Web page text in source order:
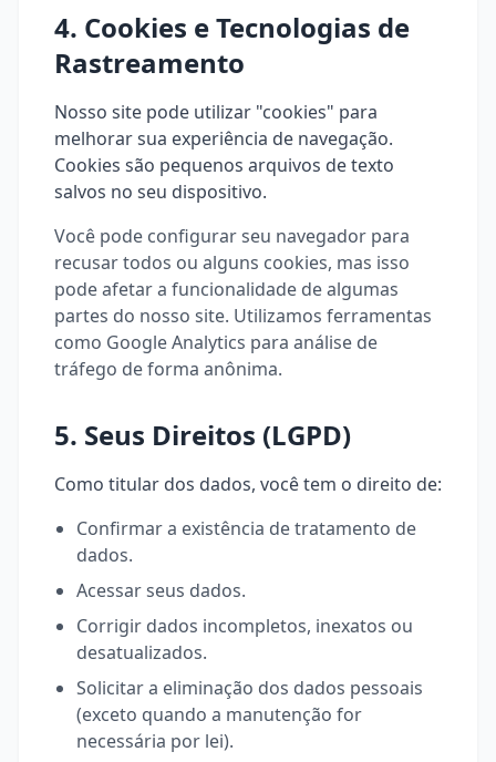
4. Cookies e Tecnologias de
Rastreamento
Nosso site pode utilizar "cookies" para
melhorar sua experiência de navegação.
Cookies são pequenos arquivos de texto
salvos no seu dispositivo.
Você pode configurar seu navegador para
recusar todos ou alguns cookies, mas isso
pode afetar a funcionalidade de algumas
partes do nosso site. Utilizamos ferramentas
como Google Analytics para análise de
tráfego de forma anônima.
5. Seus Direitos (LGPD)
Como titular dos dados, você tem o direito de:
Confirmar a existência de tratamento de
dados.
Acessar seus dados.
Corrigir dados incompletos, inexatos ou
desatualizados.
Solicitar a eliminação dos dados pessoais
(exceto quando a manutenção for
necessária por lei).